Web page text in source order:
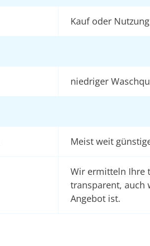
Kauf oder
niedriger
Meist weit
Wir ermitteln Ihre
transparent, auch
Angebot ist.